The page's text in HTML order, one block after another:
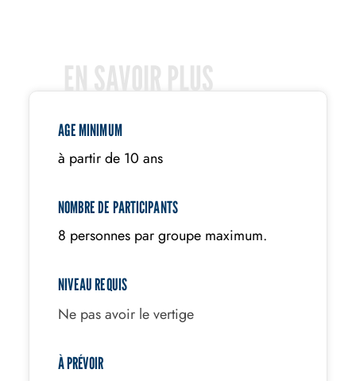
EN SAVOIR PLUS
AGE MINIMUM
à partir de 10 ans
NOMBRE DE PARTICIPANTS
8 personnes par groupe maximum.
NIVEAU REQUIS
Ne pas avoir le vertige
À PRÉVOIR